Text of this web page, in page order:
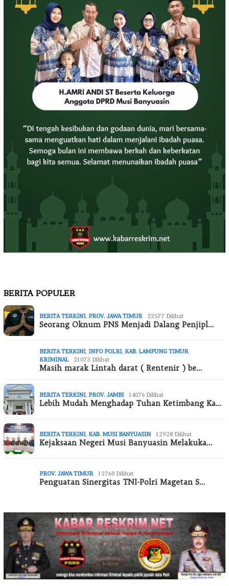
BERITA POPULER
BERITA TERKINI, PROV. JAWA TIMUR 22577 Dilihat
Seorang Oknum PNS Menjadi Dalang Penjipl…
BERITA TERKINI, INFO POLRI, KAB. LAMPUNG TIMUR
KRIMINAL
21073 Dilihat
Masih marak Lintah darat ( Rentenir ) be…
BERITA TERKINI, PROV. JAMBI 14076 Dilihat
Lebih Mudah Menghadap Tuhan Ketimbang Ka…
BERITA TERKINI, KAB. MUSI BANYUASIN 12928 Dilihat
Kejaksaan Negeri Musi Banyuasin Melakuka…
PROV. JAWA TIMUR 12760 Dilihat
Penguatan Sinergitas TNI-Polri Magetan S…